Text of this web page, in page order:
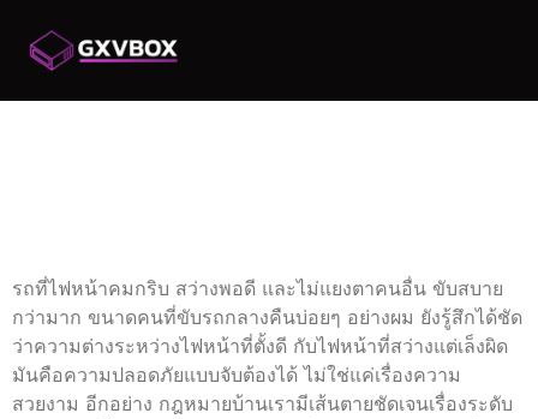
รถที่ไฟหน้าคมกริบ สว่างพอดี และไม่แยงตาคนอื่น ขับสบาย
กว่ามาก ขนาดคนที่ขับรถกลางคืนบ่อยๆ อย่างผม ยังรู้สึกได้ชัด
ว่าความต่างระหว่างไฟหน้าที่ตั้งดี กับไฟหน้าที่สว่างแต่เล็งผิด
มันคือความปลอดภัยแบบจับต้องได้ ไม่ใช่แค่เรื่องความ
สวยงาม อีกอย่าง กฎหมายบ้านเรามีเส้นตายชัดเจนเรื่องระดับ